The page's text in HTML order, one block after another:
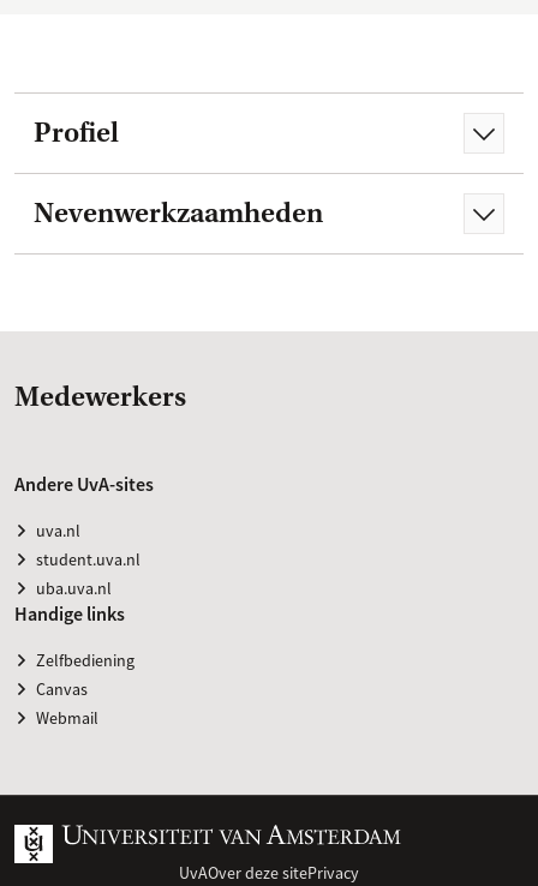
Profiel
Nevenwerkzaamheden
Medewerkers
Andere UvA-sites
uva.nl
student.uva.nl
uba.uva.nl
Handige links
Zelfbediening
Canvas
Webmail
UvAOver deze sitePrivacy